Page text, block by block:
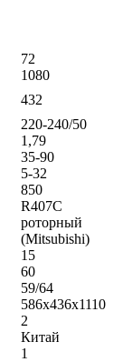
72
1080
432
220-240/50
1,79
35-90
5-32
850
R407C
роторный
(Mitsubishi)
15
60
59/64
586x436x1110
2
Китай
1